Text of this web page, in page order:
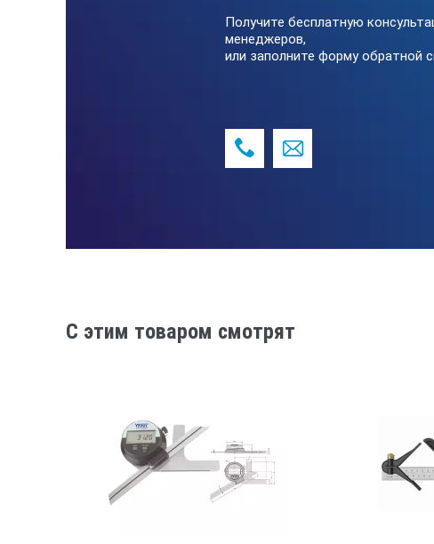
Получите бесплатную
менеджеров,
или заполните форму обратной
C этим товаром смотрят